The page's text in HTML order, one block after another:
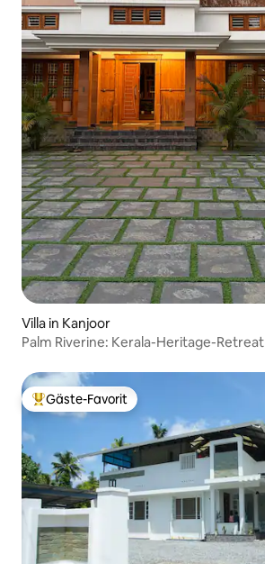
Villa in Kanjoor
Palm Riverine: Kerala-Heritage-Retreat
Beliebter Gäste-Favorit.
Gäste-Favorit